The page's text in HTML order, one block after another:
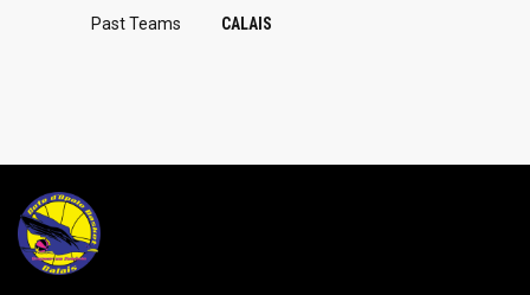
Past Teams
CALAIS